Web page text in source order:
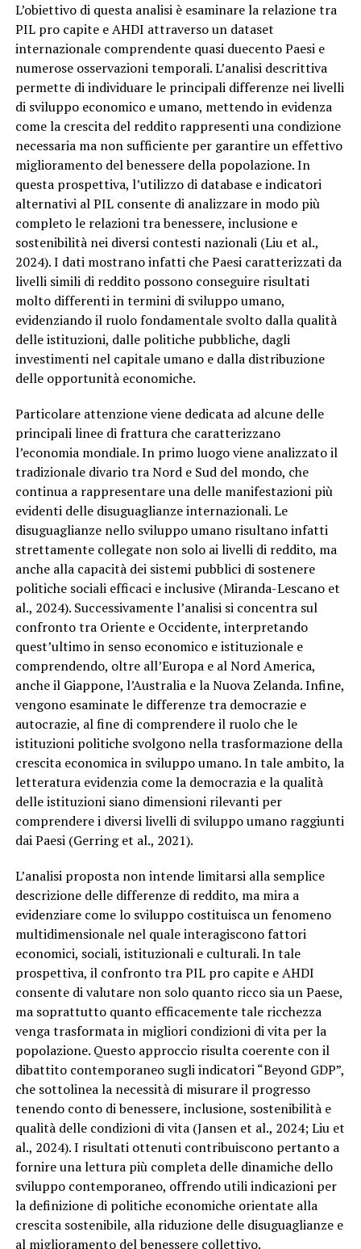
L’obiettivo di questa analisi è esaminare la relazione tra
PIL pro capite e AHDI attraverso un dataset
internazionale comprendente quasi duecento Paesi e
numerose osservazioni temporali. L’analisi descrittiva
permette di individuare le principali differenze nei livelli
di sviluppo economico e umano, mettendo in evidenza
come la crescita del reddito rappresenti una condizione
necessaria ma non sufficiente per garantire un effettivo
miglioramento del benessere della popolazione. In
questa prospettiva, l’utilizzo di database e indicatori
alternativi al PIL consente di analizzare in modo più
completo le relazioni tra benessere, inclusione e
sostenibilità nei diversi contesti nazionali (Liu et al.,
2024). I dati mostrano infatti che Paesi caratterizzati da
livelli simili di reddito possono conseguire risultati
molto differenti in termini di sviluppo umano,
evidenziando il ruolo fondamentale svolto dalla qualità
delle istituzioni, dalle politiche pubbliche, dagli
investimenti nel capitale umano e dalla distribuzione
delle opportunità economiche.
Particolare attenzione viene dedicata ad alcune delle
principali linee di frattura che caratterizzano
l’economia mondiale. In primo luogo viene analizzato il
tradizionale divario tra Nord e Sud del mondo, che
continua a rappresentare una delle manifestazioni più
evidenti delle disuguaglianze internazionali. Le
disuguaglianze nello sviluppo umano risultano infatti
strettamente collegate non solo ai livelli di reddito, ma
anche alla capacità dei sistemi pubblici di sostenere
politiche sociali efficaci e inclusive (Miranda-Lescano et
al., 2024). Successivamente l’analisi si concentra sul
confronto tra Oriente e Occidente, interpretando
quest’ultimo in senso economico e istituzionale e
comprendendo, oltre all’Europa e al Nord America,
anche il Giappone, l’Australia e la Nuova Zelanda. Infine,
vengono esaminate le differenze tra democrazie e
autocrazie, al fine di comprendere il ruolo che le
istituzioni politiche svolgono nella trasformazione della
crescita economica in sviluppo umano. In tale ambito, la
letteratura evidenzia come la democrazia e la qualità
delle istituzioni siano dimensioni rilevanti per
comprendere i diversi livelli di sviluppo umano raggiunti
dai Paesi (Gerring et al., 2021).
L’analisi proposta non intende limitarsi alla semplice
descrizione delle differenze di reddito, ma mira a
evidenziare come lo sviluppo costituisca un fenomeno
multidimensionale nel quale interagiscono fattori
economici, sociali, istituzionali e culturali. In tale
prospettiva, il confronto tra PIL pro capite e AHDI
consente di valutare non solo quanto ricco sia un Paese,
ma soprattutto quanto efficacemente tale ricchezza
venga trasformata in migliori condizioni di vita per la
popolazione. Questo approccio risulta coerente con il
dibattito contemporaneo sugli indicatori “Beyond GDP”,
che sottolinea la necessità di misurare il progresso
tenendo conto di benessere, inclusione, sostenibilità e
qualità delle condizioni di vita (Jansen et al., 2024; Liu et
al., 2024). I risultati ottenuti contribuiscono pertanto a
fornire una lettura più completa delle dinamiche dello
sviluppo contemporaneo, offrendo utili indicazioni per
la definizione di politiche economiche orientate alla
crescita sostenibile, alla riduzione delle disuguaglianze e
al miglioramento del benessere collettivo.